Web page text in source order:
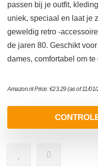
passen bij je outfit,
uniek, speciaal en laat je
geweldig retro -
de jaren 80. Geschikt
dames, comfortabel om te
Amazon.nl Price:€23.29(as of 11/01/